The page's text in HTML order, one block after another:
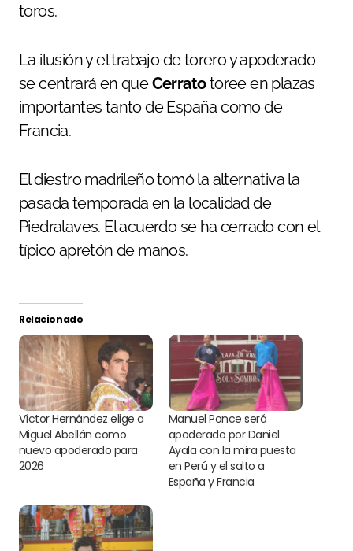
toros.
La ilusión y el trabajo de torero y apoderado
se centrará en queCerratotoree en plazas
importantes tanto de España como de
Francia.
El diestro madrileño tomó la alternativa la
pasada temporada en la localidad de
Piedralaves. El acuerdo se ha cerrado con el
típico apretón de manos.
Relacionado
Víctor Hernández elige a
Miguel Abellán como
nuevo apoderado para
2026
Manuel Ponce será
apoderado por Daniel
Ayala con la mira puesta
en Perú y el salto a
España y Francia